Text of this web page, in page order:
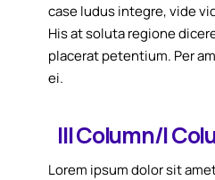
case ludus integre, vide
His at soluta regione
placerat petentium. Per
ei.
III Column/I
Lorem ipsum dolor sit